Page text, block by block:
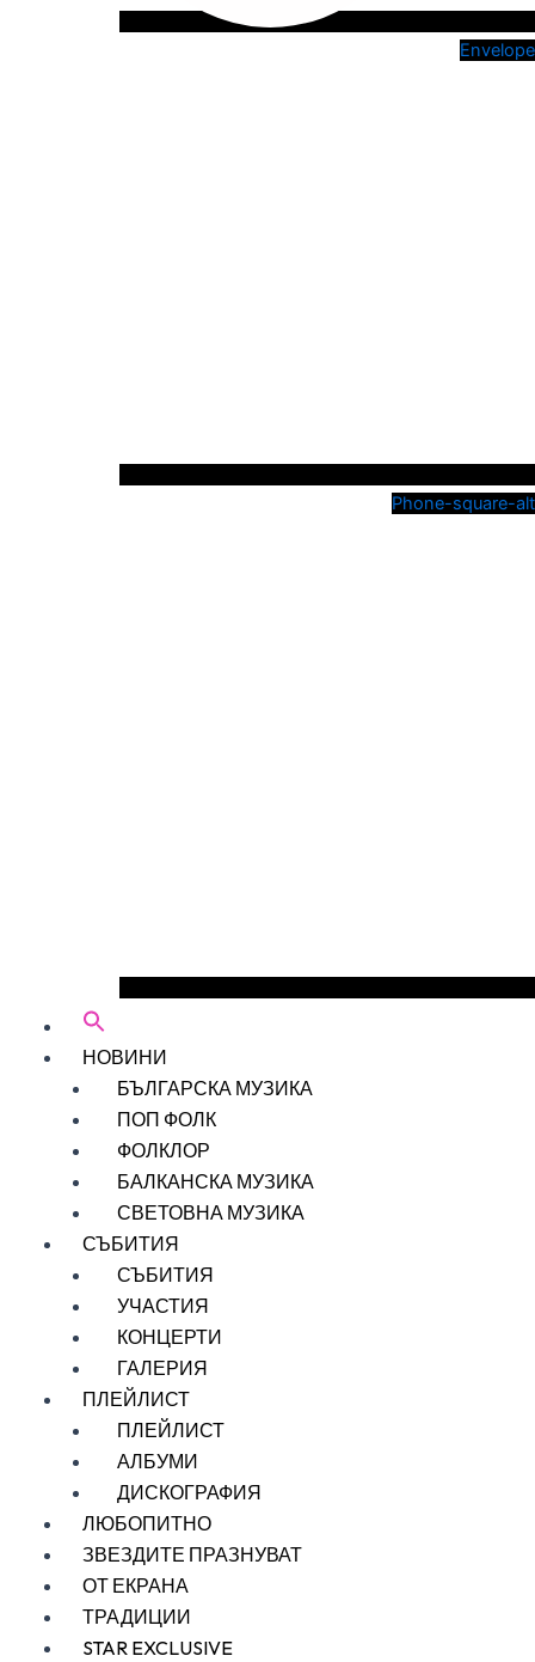
Envelope
Phone-square-alt
НОВИНИ
БЪЛГАРСКА МУЗИКА
ПОП ФОЛК
ФОЛКЛОР
БАЛКАНСКА МУЗИКА
СВЕТОВНА МУЗИКА
СЪБИТИЯ
СЪБИТИЯ
УЧАСТИЯ
КОНЦЕРТИ
ГАЛЕРИЯ
ПЛЕЙЛИСТ
ПЛЕЙЛИСТ
АЛБУМИ
ДИСКОГРАФИЯ
ЛЮБОПИТНО
ЗВЕЗДИТЕ ПРАЗНУВАТ
ОТ ЕКРАНА
ТРАДИЦИИ
STAR EXCLUSIVE